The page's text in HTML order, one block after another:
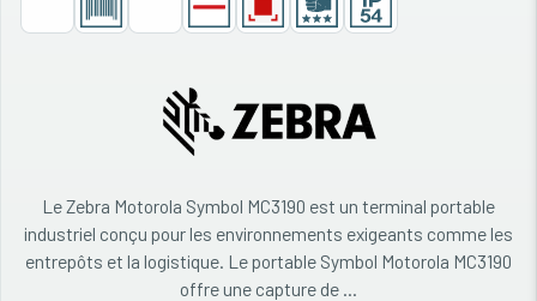
Le Zebra Motorola Symbol MC3190 est un terminal portable
industriel conçu pour les environnements exigeants comme les
entrepôts et la logistique. Le portable Symbol Motorola MC3190
offre une capture de ...